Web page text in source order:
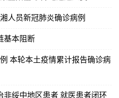
人员新冠肺炎确诊病例
基本阻断
本轮本土疫情累计报告确诊病
非绥中地区患者 就医患者闭环